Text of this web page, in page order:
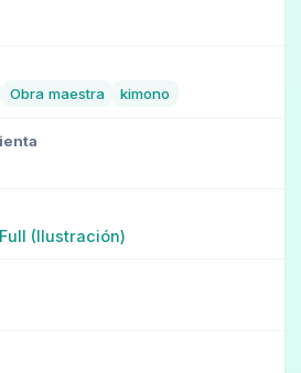
Obra maestra kimono
(Ilustración)